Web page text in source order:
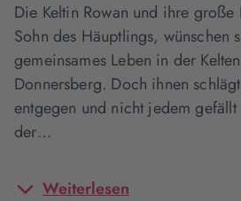
Die Keltin Rowan und ihre
Sohn des Häuptlings, wünschen
gemeinsames Leben in der
Donnersberg. Doch ihnen
entgegen und nicht jedem
der…
Weiterlesen